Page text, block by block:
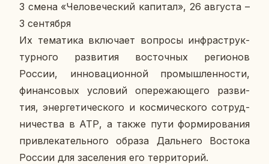
3 смена «Че­ло­ве­че­ский ка­пи­тал», 26 ав­гу­ста –
3 сен­тяб­ря
Их те­ма­ти­ка вклю­ча­ет во­про­сы ин­фра­струк­
тур­но­го раз­ви­тия во­сточ­ных ре­ги­о­нов
России, ин­но­ва­ци­он­ной про­мыш­лен­но­сти,
фи­нан­со­вых усло­вий опе­ре­жа­ю­ще­го раз­ви­
тия, энер­ге­ти­че­ско­го и кос­ми­че­ско­го со­труд­
ни­че­ства в АТР, а также пути фор­ми­ро­ва­ния
при­вле­ка­тель­но­го образа Даль­не­го Во­сто­ка
России для за­се­ле­ния его тер­ри­то­рий.